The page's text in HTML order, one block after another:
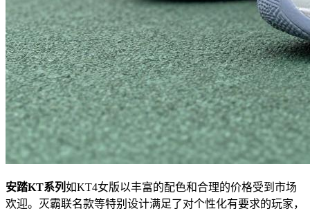
安踏KT系列如KT4女版以丰富的配色和合理的价格受到市场
欢迎。灭霸联名款等特别设计满足了对个性化有要求的玩家，